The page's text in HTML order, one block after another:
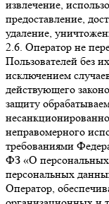
извлечение,
предоставление,
удаление,
2.6. Оператор не
Пользователей без
исключением
действующего
защиту
неправомерного
требованиями
ФЗ «О персональных
персональных
Оператор,